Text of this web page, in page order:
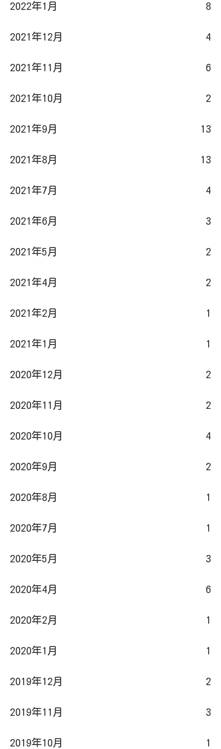
2022年1月 8
2021年12月 4
2021年11月 6
2021年10月 2
2021年9月 13
2021年8月 13
2021年7月 4
2021年6月 3
2021年5月 2
2021年4月 2
2021年2月 1
2021年1月 1
2020年12月 2
2020年11月 2
2020年10月 4
2020年9月 2
2020年8月 1
2020年7月 1
2020年5月 3
2020年4月 6
2020年2月 1
2020年1月 1
2019年12月 2
2019年11月 3
2019年10月 1